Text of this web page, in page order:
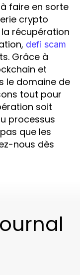
faire en sorte
crypto
récupération
defi scam
Grâce à
et
le domaine de
tout pour
soit
processus
que les
nous dès